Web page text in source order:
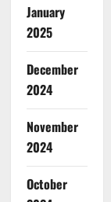
January
2025
December
2024
November
2024
October